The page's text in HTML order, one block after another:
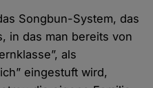
Songbun-System, das
in das man bereits von
als
eingestuft wird,